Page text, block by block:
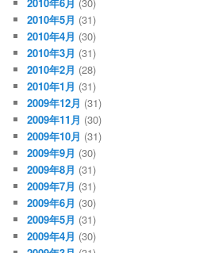
2010年6月 (30)
2010年5月 (31)
2010年4月 (30)
2010年3月 (31)
2010年2月 (28)
2010年1月 (31)
2009年12月 (31)
2009年11月 (30)
2009年10月 (31)
2009年9月 (30)
2009年8月 (31)
2009年7月 (31)
2009年6月 (30)
2009年5月 (31)
2009年4月 (30)